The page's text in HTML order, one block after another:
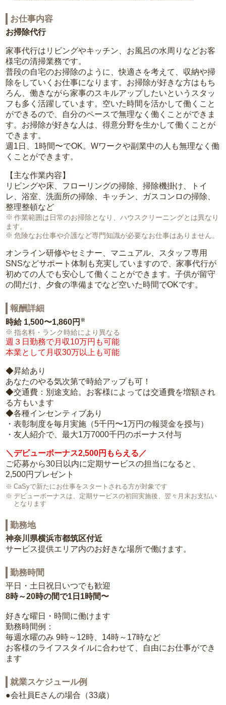
お仕事内容
お掃除代行
家事代行はリビングやキッチン、お風呂の水周りなどお客
様宅の清掃業務です。
普段の自宅のお掃除のように、快適さを考えて、収納や掃
除をしていくお仕事になります。お掃除が好きな方はもち
ろん、働きながら家事のスキルアップしたいというスタッ
フも多く活躍しています。空いた時間を活かして働くこと
ができるので、自分のペースで無理なく働くことができま
す。お掃除が好きな人は、得意分野を生かして働くことが
できます。
週1日、1時間〜でOK。Wワークや副業中の人も無理なく働
くことができます。
【主な作業内容】
リビングや床、フローリングの掃除、掃除機掛け、トイ
レ、浴室、洗面所の掃除、キッチン、ガスコンロの掃除、
整理整頓など
作業範囲は日常のお掃除となり、ハウスクリーニングとは異なり
ます。
危険なお仕事や介護など専門知識が必要なお仕事はありません。
オンライン研修やセミナー、マニュアル、スタッフ専用
SNSなどサポート体制も充実していますので、家事代行が
初めての人でも安心して働くことができます。子供が留守
の間だけ、夕食の準備までなど空いた時間でOKです。
報酬詳細
時給 1,500〜1,860円 ※
指名料・ランク時給により異なる
週３日勤務で月収10万円も可能
本業として月収30万以上も可能
◆昇給あり
あなたのやる気次第で時給アップも可！
◆交通費：別途支給。お客様によっては交通費を増額され
る方もいます
◆各種インセンティブあり
・表彰制度を毎月実施（5千円〜1万円の報奨金を授与）
・友人紹介で、最大1万7000千円のボーナス付与
＼デビューボーナス2,500円もらえる／
ご応募から30日以内に定期サービスの担当になると、
2,500円プレゼント
CaSyで新たにお仕事をスタートされる方が対象です
デビューボーナスは、定期サービスの初回実施後、翌々月末お支払い
となります
勤務地
神奈川県横浜市都筑区付近
サービス提供エリア内のお好きな場所で働けます。
勤務時間
平日・土日祝日いつでも歓迎
8時～20時の間で1日1時間〜
好きな曜日・時間に働けます
勤務時間例：
毎週水曜のみ 9時～12時、14時～17時など
お客様のライフスタイルに合わせて、自由にお仕事ができ
ます
就業スケジュール例
●会社員Eさんの場合（33歳）